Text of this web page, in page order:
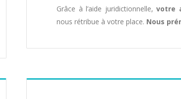
Grâce à l’aide juridictionnelle,votre
nous rétribue à votre place. Nous